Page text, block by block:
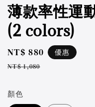
薄款率性運
(2 colors)
Sale
price
NT$ 880
Regular
NT$ 1,080
優惠
顏色